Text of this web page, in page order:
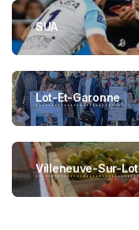
SUA
Lot-Et-Garonne
Villeneuve-Sur-Lot